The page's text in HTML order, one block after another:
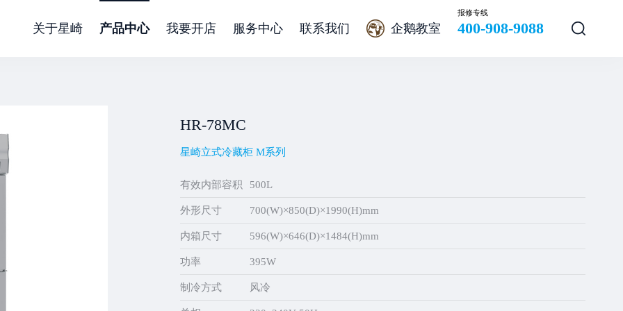
关于星崎 产品中心 我要开店 服务中心 联系我们 企鹅教室
报修专线
400-908-9088
HR-78MC
星崎立式冷藏柜 M系列
有效内部容积 500L
外形尺寸 700(W)×850(D)×1990(H)mm
内箱尺寸 596(W)×646(D)×1484(H)mm
功率 395W
制冷方式 风冷